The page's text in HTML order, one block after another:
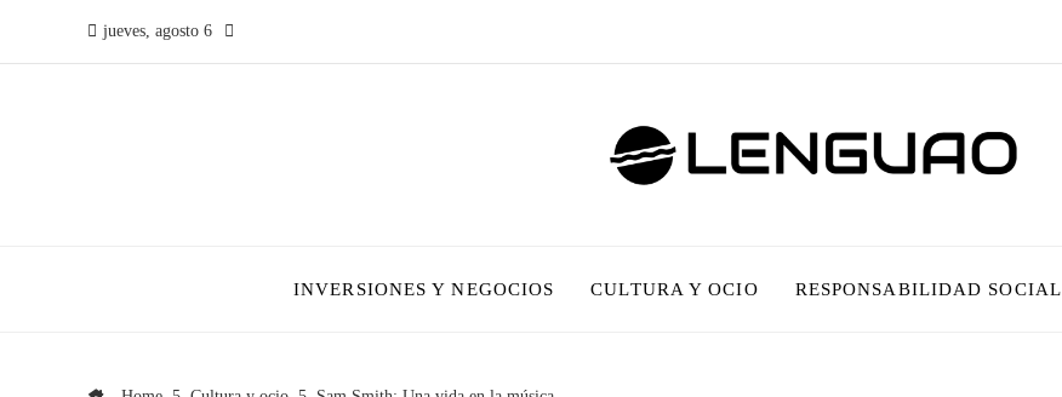
jueves, agosto 6
INVERSIONES Y NEGOCIOS CULTURA Y OCIO RESPONSABILIDAD SOCIAL